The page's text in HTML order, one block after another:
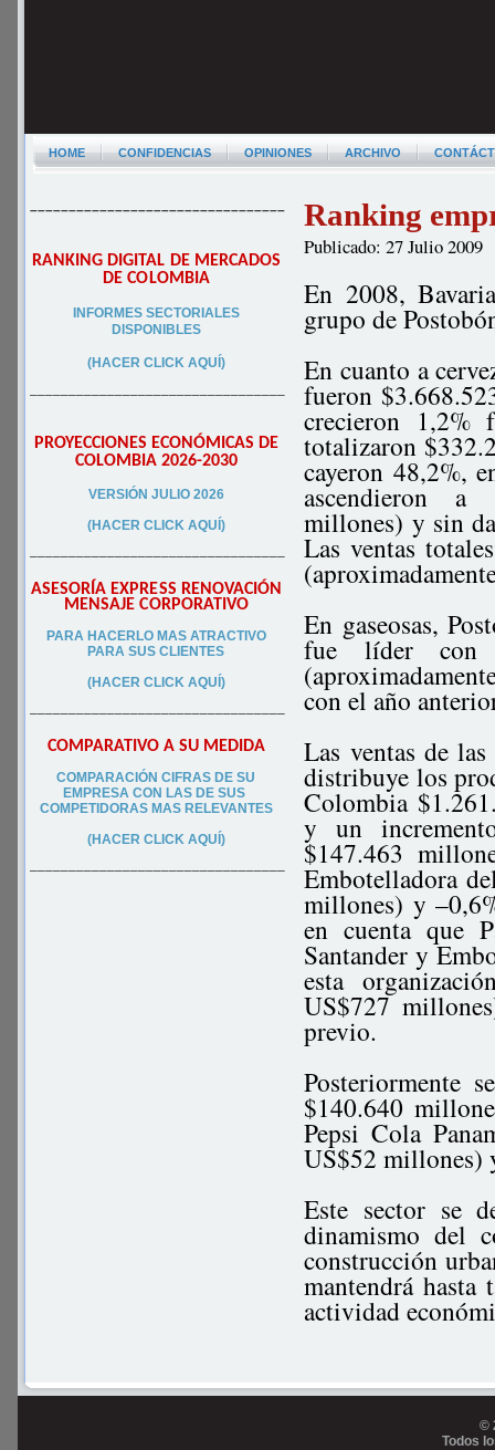
HOME CONFIDENCIAS OPINIONES ARCHIVO
–––––––––––––––––––––––––––––––––
RANKING DIGITAL DE MERCADOS
DE COLOMBIA
INFORMES SECTORIALES
DISPONIBLES
(HACER CLICK AQUÍ)
–––––––––––––––––––––––––––––––––
PROYECCIONES ECONÓMICAS DE
COLOMBIA 2026-2030
VERSIÓN JULIO 2026
(HACER CLICK AQUÍ)
–––––––––––––––––––––––––––––––––
ASESORÍA EXPRESS RENOVACIÓN
MENSAJE CORPORATIVO
PARA HACERLO MAS ATRACTIVO
PARA SUS CLIENTES
(HACER CLICK AQUÍ)
–––––––––––––––––––––––––––––––––
COMPARATIVO A SU MEDIDA
COMPARACIÓN CIFRAS DE SU
EMPRESA CON LAS DE SUS
COMPETIDORAS MAS RELEVANTES
(HACER CLICK AQUÍ)
–––––––––––––––––––––––––––––––––
Ranking
Publicado: 27 Julio 2009
En 2008,
grupo de
En cuanto a
fueron
crecieron
totalizaron
cayeron 48,2%,
ascendieron a
millones) y sin
Las ventas
En gaseosas,
fue líder con
con el año
Las ventas de
distribuye los
Colombia
y un
$147.463
Embotelladora
millones) y
en cuenta que
Santander y
esta
US$727
previo.
Posteriormente
$140.640
Pepsi Cola
US$52 millones)
Este sector se
dinamismo del
construcción
mantendrá
actividad
©
Todos